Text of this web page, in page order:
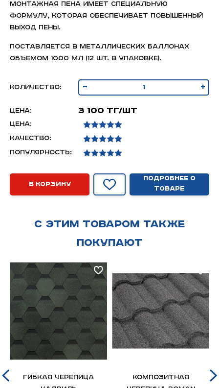
Монтажная пена имеет специальную
формулу, которая обеспечивает повышенный
выход пены.
Поставляется в металлических баллонах
объемом 1000 мл (12 шт. в упаковке).
Количество: - +
Цена: 3 100 тг/шт
Цена:
Качество:
Популярность:
В корзину
Подробнее о
товаре
С этим товаром также
покупают
Гибкая черепица
Композитная